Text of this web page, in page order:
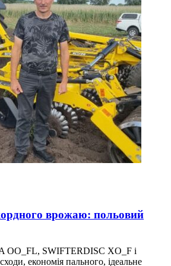
врожаю: польовий
OO_FL, SWIFTERDISC XO_F і
економія пального, ідеальне